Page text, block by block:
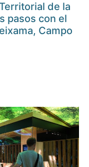
de la
pasos con el
Campo